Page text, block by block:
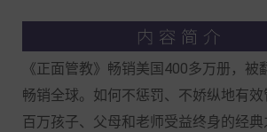
《正面管教》畅销美国400多万册，被
畅销全球。如何不惩罚、不娇纵地有
百万孩子、父母和老师受益终身的经